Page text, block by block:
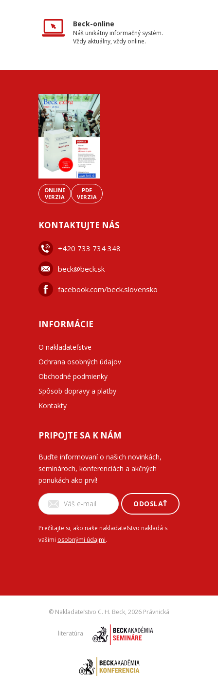
Beck-online
Náš unikátny informačný systém.
Vždy aktuálny, vždy online.
ONLINE
VERZIA
PDF
VERZIA
KONTAKTUJTE NÁS
+420 733 734 348
beck@beck.sk
facebook.com/beck.slovensko
INFORMÁCIE
O nakladateľstve
Ochrana osobných údajov
Obchodné podmienky
Spôsob dopravy a platby
Kontakty
PRIPOJTE SA K NÁM
Buďte informovaní o našich novinkách,
seminároch, konferenciách a akčných
ponukách ako prví!
ODOSLAŤ
Prečítajte si, ako naše nakladateľstvo nakladá s
vašimi osobnými údajmi.
© Nakladateľstvo C. H. Beck, 2026 Právnická
literatúra